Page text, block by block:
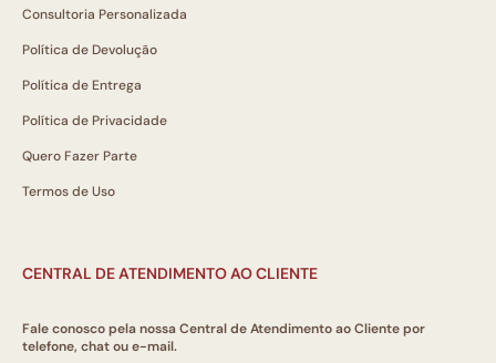
Consultoria Personalizada
Política de Devolução
Política de Entrega
Política de Privacidade
Quero Fazer Parte
Termos de Uso
CENTRAL DE ATENDIMENTO AO CLIENTE
Fale conosco pela nossa Central de Atendimento ao Cliente por
telefone, chat ou e-mail.